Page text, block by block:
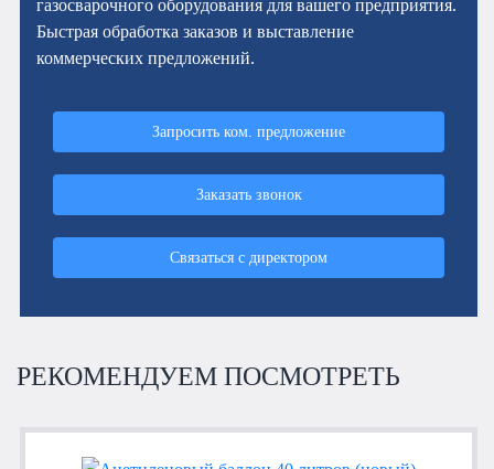
газосварочного оборудования для вашего предприятия.
Быстрая обработка заказов и выставление
коммерческих предложений.
Запросить ком. предложение
Заказать звонок
Связаться с директором
РЕКОМЕНДУЕМ ПОСМОТРЕТЬ